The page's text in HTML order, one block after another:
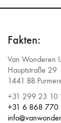
Fakten:
Van Wonderen
Hauptstraße 29
1441 BB
+31 299 23 10
+31 6 868 770